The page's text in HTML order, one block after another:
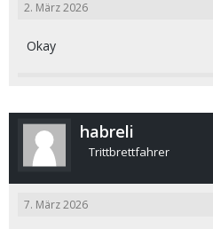
2. März 2026
Okay
habreli
Trittbrettfahrer
7. März 2026